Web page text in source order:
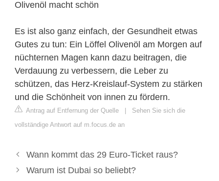
Olivenöl macht schön
Es ist also ganz einfach, der Gesundheit etwas
Gutes zu tun: Ein Löffel Olivenöl am Morgen auf
nüchternen Magen kann dazu beitragen, die
Verdauung zu verbessern, die Leber zu
schützen, das Herz-Kreislauf-System zu stärken
und die Schönheit von innen zu fördern.
Antrag auf Entfernung der Quelle | Sehen Sie sich die
vollständige Antwort auf m.focus.de an
Wann kommt das 29 Euro-Ticket raus?
Warum ist Dubai so beliebt?